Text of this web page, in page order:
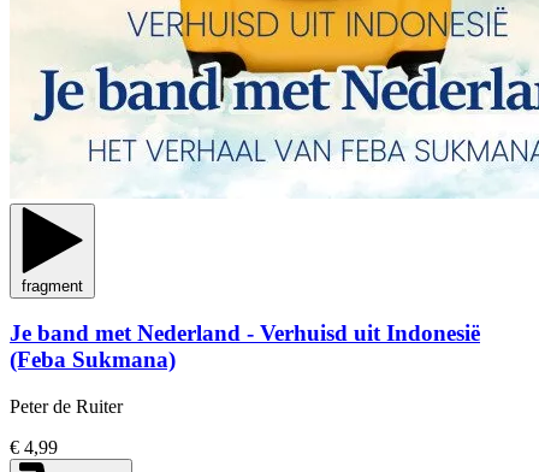
fragment
Je band met Nederland - Verhuisd uit Indonesië
(Feba Sukmana)
Peter de Ruiter
€ 4,99